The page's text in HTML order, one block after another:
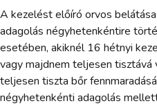
A kezelést előíró orvos
adagolás négyhetenkéntire
esetében, akiknél 16 hétnyi
vagy majdnem teljesen
teljesen tiszta bőr
négyhetenkénti adagolás